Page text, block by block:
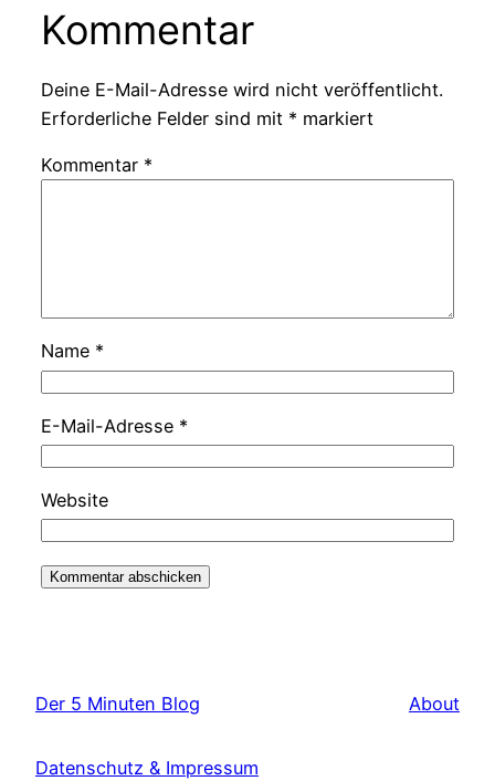
Kommentar
Deine E-Mail-Adresse wird nicht veröffentlicht.
Erforderliche Felder sind mit * markiert
Kommentar *
Name *
E-Mail-Adresse *
Website
Der 5 Minuten Blog About
Datenschutz & Impressum